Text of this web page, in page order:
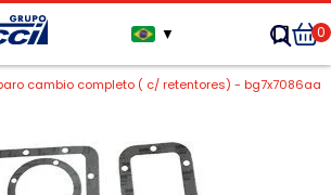
▼ 0
cambio completo ( c/ retentores) - bg7x7086aa